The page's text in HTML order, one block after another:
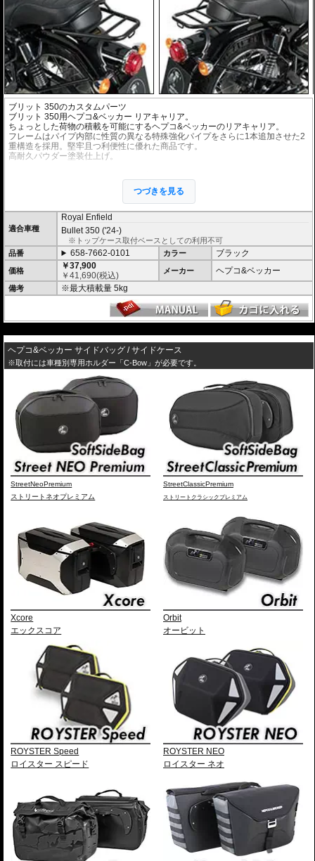
ブリット 350のカスタムパーツ
ブリット 350用ヘプコ&ベッカー リアキャリア。
ちょっとした荷物の積載を可能にするヘプコ&ベッカーのリアキャリア。
フレームはパイプ内部に性質の異なる特殊強化パイプをさらに1本追加させた2
重構造を採用。堅牢且つ利便性に優れた商品です。
高耐久パウダー塗装仕上げ。
つづきを見る
適合車種
Royal Enfield
Bullet 350 ('24-)
※トップケース取付ベースとしての利用不可
品番
658-7662-0101 カラー ブラック
価格
￥37,900
￥41,690(税込) メーカー ヘプコ&ベッカー
備考 ※最大積載量 5kg
ヘプコ&ベッカー サイドバッグ / サイドケース
※取付には車種別専用ホルダー「C-Bow」が必要です。
StreetNeoPremium
ストリートネオプレミアム
StreetClassicPremium
ストリートクラシックプレミアム
Xcore
エックスコア
Orbit
オービット
ROYSTER Speed
ロイスター スピード
ROYSTER NEO
ロイスター ネオ